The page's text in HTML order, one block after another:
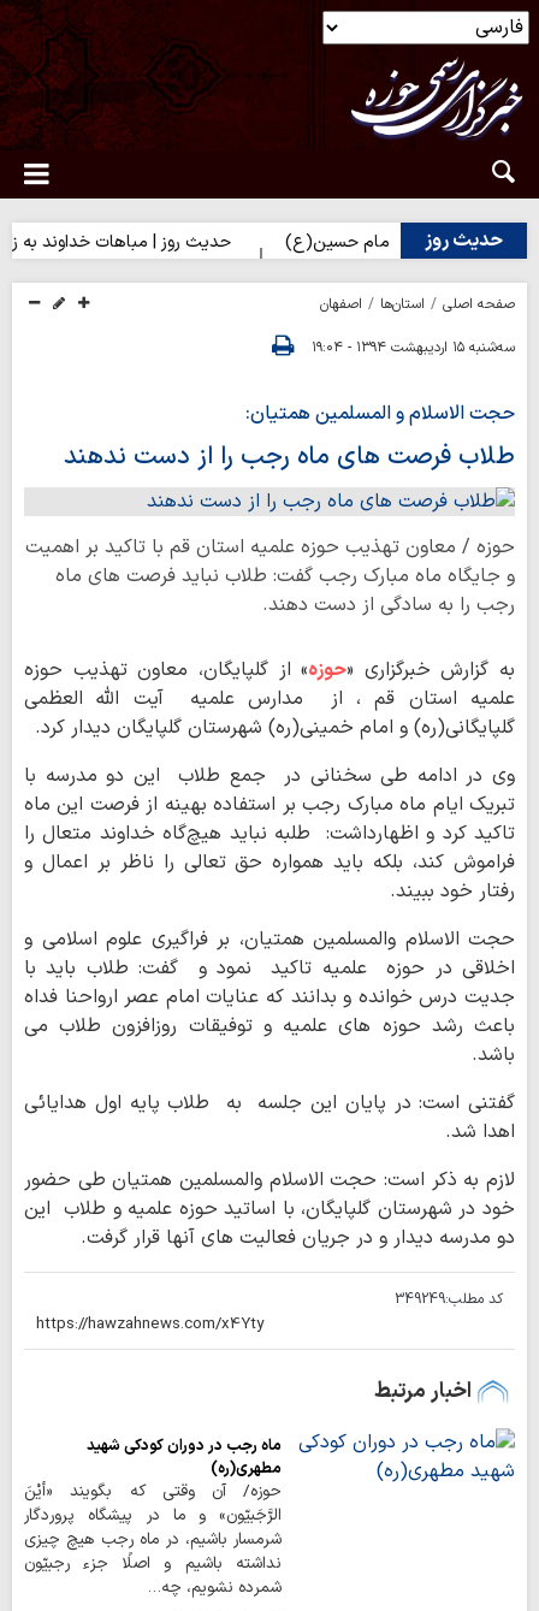
حدیث روز
برای زائران امام حسین(ع) حدیث روز | مباهات خداوند به زائر
صفحه اصلی استان‌ها
اصفهان
سه‌شنبه ۱۵ اردیبهشت ۱۳۹۴ - ۱۹:۰۴
حجت الاسلام و المسلمین همتیان:
طلاب فرصت های ماه رجب را از دست ندهند
حوزه / معاون تهذیب حوزه علمیه استان قم با تاکید بر اهمیت
و جایگاه ماه مبارک رجب گفت: طلاب نباید فرصت های ماه
رجب را به سادگی از دست دهند.
به گزارش خبرگزاری «حوزه» از گلپایگان، معاون تهذیب حوزه
علمیه استان قم ، از مدارس علمیه آیت الله العظمی
گلپایگانی(ره) و امام خمینی(ره) شهرستان گلپایگان دیدار کرد.
وی در ادامه طی سخنانی در جمع طلاب این دو مدرسه با
تبریک ایام ماه مبارک رجب بر استفاده بهینه از فرصت این ماه
تاکید کرد و اظهارداشت: طلبه نباید هیچ‌گاه خداوند متعال را
فراموش کند، بلکه باید همواره حق تعالی را ناظر بر اعمال و
رفتار خود ببیند.
حجت الاسلام والمسلمین همتیان، بر فراگیری علوم اسلامی و
اخلاقی در حوزه علمیه تاکید نمود و گفت: طلاب باید با
جدیت درس خوانده و بدانند که عنایات امام عصر ارواحنا فداه
باعث رشد حوزه های علمیه و توفیقات روزافزون طلاب می
باشد.
گفتنی است: در پایان این جلسه به طلاب پایه اول هدایائی
اهدا شد.
لازم به ذکر است: حجت الاسلام والمسلمین همتیان طی حضور
خود در شهرستان گلپایگان، با اساتید حوزه علمیه و طلاب این
دو مدرسه دیدار و در جریان فعالیت های آنها قرار گرفت.
کد مطلب:349249
اخبار مرتبط
ماه رجب در دوران کودکی شهید
مطهری(ره)
حوزه/ آن وقتى که بگویند «أیْنَ
الرَّجَبیّون» و ما در پیشگاه پروردگار
شرمسار باشیم، در ماه رجب هیچ چیزى
نداشته باشیم و اصلًا جزء رجبیّون
شمرده نشویم، چه…